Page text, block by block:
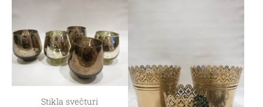
Stikla svečturi